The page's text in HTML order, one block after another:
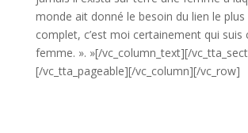
monde ait donné le besoin du lien le
complet, c’est moi certainement qui suis
femme. ». »[/vc_column_text][/
[/vc_tta_pageable][/vc_column][/vc_row]